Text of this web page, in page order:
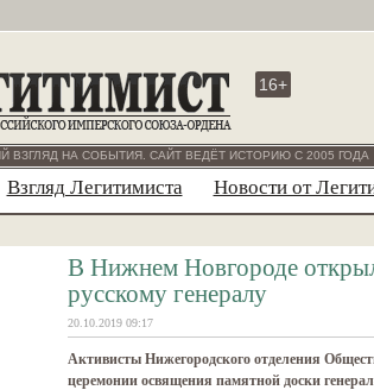
16+
ВЗГЛЯД НА СОБЫТИЯ. САЙТ ВЕДЁТ ИСТОРИЮ С 2005 ГОДА
Взгляд Легитимиста Новости от
В Нижнем Новгороде
русскому генералу
20.10.2019 09:17
Активисты Нижегородского отделения
церемонии освящения памятной доски